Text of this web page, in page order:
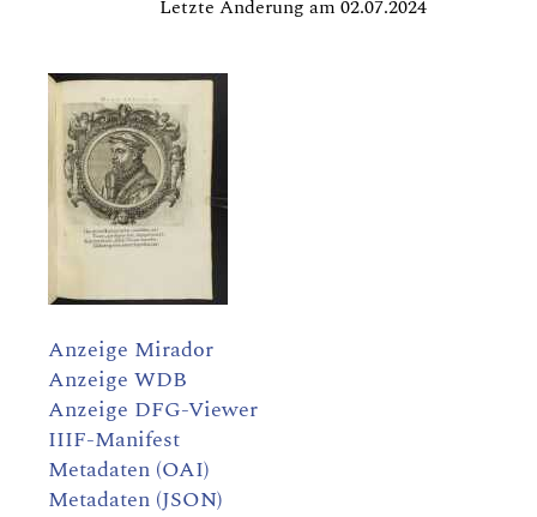
Letzte Änderung am 02.07.2024
Anzeige Mirador
Anzeige WDB
Anzeige DFG-Viewer
IIIF-Manifest
Metadaten (OAI)
Metadaten (JSON)